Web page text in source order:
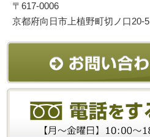
〒617-0006
京都府向日市上植野町切ノ口20-5